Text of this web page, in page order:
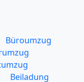
Büroumzug
Beiladung